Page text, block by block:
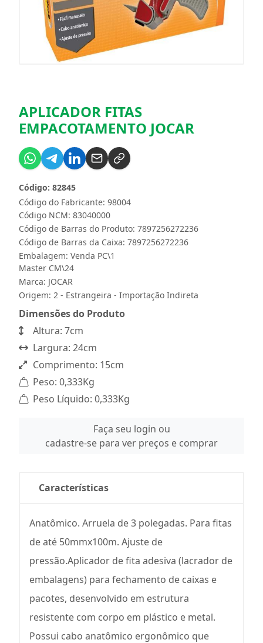
APLICADOR FITAS
EMPACOTAMENTO JOCAR
Código do Fabricante: 98004
Código: 82845
Código NCM: 83040000
Código de Barras do Produto: 7897256272236
Código de Barras da Caixa: 7897256272236
Embalagem: Venda PC\1
Master CM\24
Marca: JOCAR
Origem: 2 - Estrangeira - Importação Indireta
Dimensões do Produto
Altura: 7cm
Largura: 24cm
Comprimento: 15cm
Peso: 0,333Kg
Peso Líquido: 0,333Kg
Faça seu login ou
cadastre-se para ver preços e comprar
Características
Anatômico. Arruela de 3 polegadas. Para fitas
de até 50mmx100m. Ajuste de
pressão.Aplicador de fita adesiva (lacrador de
embalagens) para fechamento de caixas e
pacotes, desenvolvido em estrutura
resistente com corpo em plástico e metal.
Possui cabo anatômico ergonômico que